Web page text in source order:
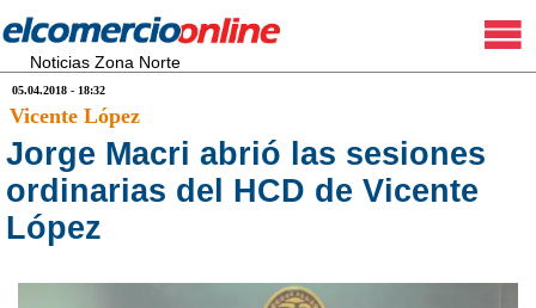
Noticias Zona Norte
05.04.2018 - 18:32
Vicente López
Jorge Macri abrió las sesiones
ordinarias del HCD de Vicente
López